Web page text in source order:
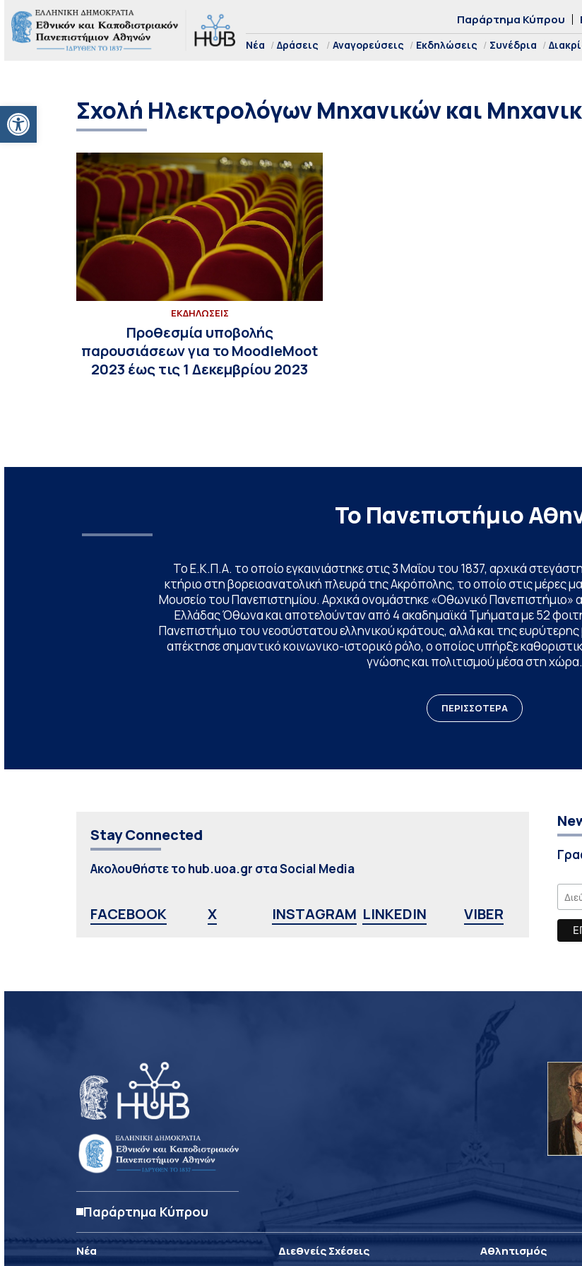
Ανοίξτε τη γραμμή εργαλείων
Παράρτημα Κύπρου
Νέα Δράσεις Αναγορεύσεις Εκδηλώσεις Συνέδρια
Σχολή Ηλεκτρολόγων Μηχανικών και
ΕΚΔΗΛΩΣΕΙΣ
Προθεσμία υποβολής
παρουσιάσεων για το MoοdleMoot
2023 έως τις 1 Δεκεμβρίου 2023
Το Πανεπιστήμιο
Το Ε.Κ.Π.Α. το οποίο εγκαινιάστηκε στις 3 Μαΐου του 1837, αρχικά
κτήριο στη βορειοανατολική πλευρά της Ακρόπολης, το οποίο στις μέρες
Μουσείο του Πανεπιστημίου. Αρχικά ονομάστηκε «Οθωνικό
Ελλάδας Όθωνα και αποτελούνταν από 4 ακαδημαϊκά Τμήματα με 52
Πανεπιστήμιο του νεοσύστατου ελληνικού κράτους, αλλά και της ευρύτερης
απέκτησε σημαντικό κοινωνικο-ιστορικό ρόλο, ο οποίος υπήρξε
γνώσης και πολιτισμού μέσα στη χώρα.
ΠΕΡΙΣΣΟΤΕΡΑ
Stay Connected
Ακολουθήστε το hub.uoa.gr στα Social Media
FACEBOOK X INSTAGRAM LINKEDIN VIBER
Παράρτημα Κύπρου
Νέα Διεθνείς Σχέσεις Αθλητισμός